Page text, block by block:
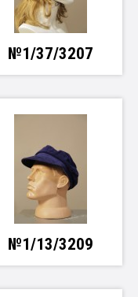
№1/37/3207
№1/13/3209